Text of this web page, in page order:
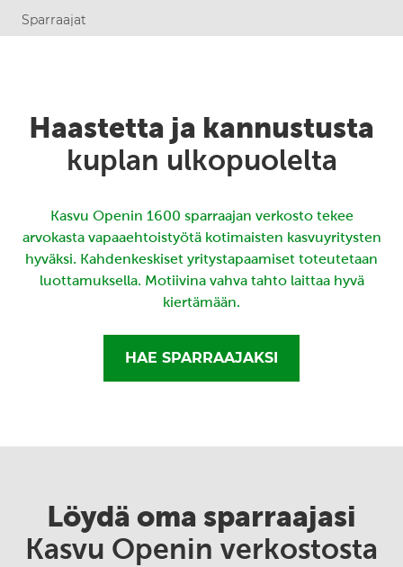
Sparraajat
Haastetta ja kannustusta
kuplan ulkopuolelta
Kasvu Openin 1600 sparraajan verkosto tekee
arvokasta vapaaehtoistyötä kotimaisten kasvuyritysten
hyväksi. Kahdenkeskiset yritystapaamiset toteutetaan
luottamuksella. Motiivina vahva tahto laittaa hyvä
kiertämään.
HAE SPARRAAJAKSI
Löydä oma sparraajasi
Kasvu Openin verkostosta